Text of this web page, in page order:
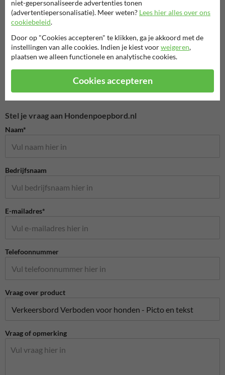
Verbod Toegestaan
Hondenuitlaatplaatsen
Stel je vraag aan Hondenpoepbord.nl
Naam*
Bedrijfsnaam
E-mailadres*
Telefoonnummer
Vraag over product
Vraag of opmerking
niet-gepersonaliseerde advertenties tonen
(advertentiepersonalisatie). Meer weten? Lees hier alles over ons
cookiebeleid.
Door op "Cookies accepteren" te klikken, ga je akkoord met de
instellingen van alle cookies. Indien je kiest voorweigeren,
plaatsen we alleen functionele en analytische cookies.
Cookies accepteren